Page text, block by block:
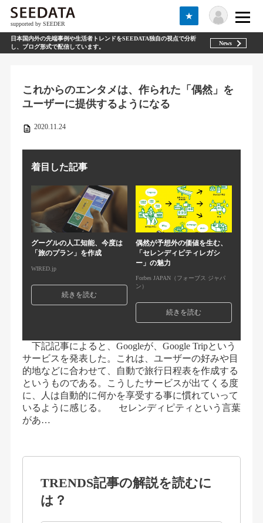
supported by SEEDER
★
日本国内外の先端事例や生活者トレンドをSEEDATA独自の視点で分析
し、ブログ形式で配信しています。
News
これからのエンタメは、作られた「偶然」を
ユーザーに提供するようになる
2020.11.24
着目した記事
グーグルの人工知能、今度は
「旅のプラン」を作成
WIRED.jp
続きを読む
偶然が予想外の価値を生む、
「セレンディピティレガシ
ー」の魅力
Forbes JAPAN（フォーブス ジャパ
ン）
続きを読む
下記記事によると、Googleが、Google Tripという
サービスを発表した。これは、ユーザーの好みや目
的地などに合わせて、自動で旅行日程表を作成する
というものである。こうしたサービスが出てくる度
に、人は自動的に何かを享受する事に慣れていって
いるように感じる。 セレンディピティという言葉
があ…
TRENDS記事の解説を読むに
は？